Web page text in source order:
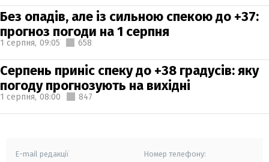
Без опадів, але із сильною спекою до +37:
прогноз погоди на 1 серпня
1 серпня, 09:05 658
Серпень приніс спеку до +38 градусів: яку
погоду прогнозують на вихідні
1 серпня, 08:00 847
E-mail редакції Номер телефону: